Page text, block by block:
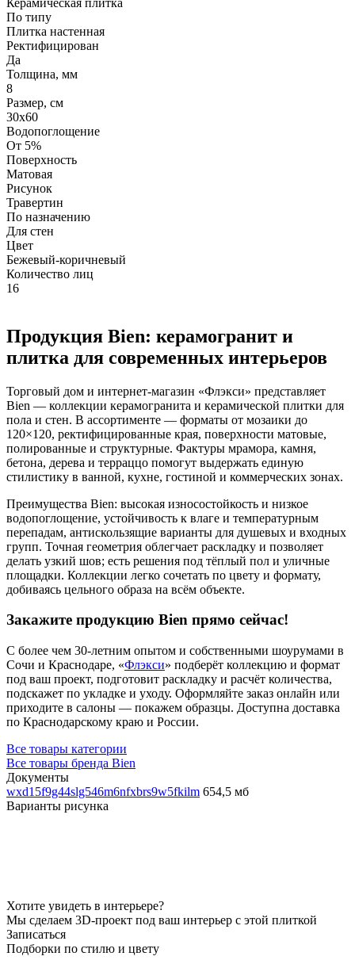
По типу
Плитка настенная
Ректифицирован
Да
Толщина, мм
8
Размер, см
30х60
Водопоглощение
От 5%
Поверхность
Матовая
Рисунок
Травертин
По назначению
Для стен
Цвет
Бежевый-коричневый
Количество лиц
16
Продукция Bien: керамогранит и
плитка для современных интерьеров
Торговый дом и интернет-магазин «Флэкси» представляет
Bien — коллекции керамогранита и керамической плитки для
пола и стен. В ассортименте — форматы от мозаики до
120×120, ректифицированные края, поверхности матовые,
полированные и структурные. Фактуры мрамора, камня,
бетона, дерева и терраццо помогут выдержать единую
стилистику в ванной, кухне, гостиной и коммерческих зонах.
Преимущества Bien: высокая износостойкость и низкое
водопоглощение, устойчивость к влаге и температурным
перепадам, антискользящие варианты для душевых и входных
групп. Точная геометрия облегчает раскладку и позволяет
делать узкий шов; есть решения под тёплый пол и уличные
площадки. Коллекции легко сочетать по цвету и формату,
добиваясь цельного образа на всём объекте.
Закажите продукцию Bien прямо сейчас!
С более чем 30-летним опытом и собственными шоурумами в
Сочи и Краснодаре, «Флэкси» подберёт коллекцию и формат
под ваш проект, подготовит раскладку и расчёт количества,
подскажет по укладке и уходу. Оформляйте заказ онлайн или
приходите в салоны — покажем образцы. Доступна доставка
по Краснодарскому краю и России.
Все товары категории
Все товары бренда Bien
Документы
wxd15f9g44slg546m6nfxbrs9w5fkilm 654,5 мб
Варианты рисунка
Хотите увидеть в интерьере?
Мы сделаем 3D-проект под ваш интерьер с этой плиткой
Записаться
Подборки по стилю и цвету